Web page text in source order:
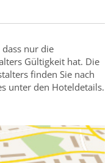
nur die
Gültigkeit hat. Die
finden Sie nach
unter den Hoteldetails.